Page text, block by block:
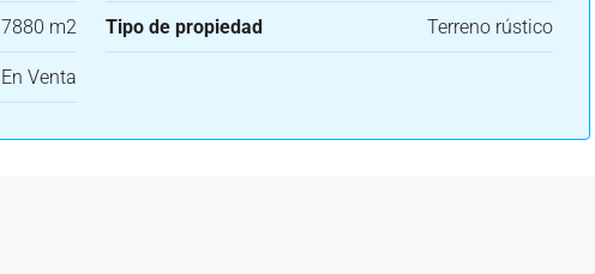
7880 m2 Tipo de propiedad Terreno rústico
En Venta